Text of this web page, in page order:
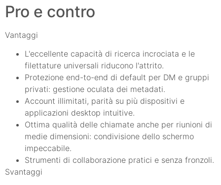
Pro e contro
Vantaggi
L'eccellente capacità di ricerca incrociata e le
filettature universali riducono l'attrito.
Protezione end-to-end di default per DM e gruppi
privati: gestione oculata dei metadati.
Account illimitati, parità su più dispositivi e
applicazioni desktop intuitive.
Ottima qualità delle chiamate anche per riunioni di
medie dimensioni: condivisione dello schermo
impeccabile.
Strumenti di collaborazione pratici e senza fronzoli.
Svantaggi